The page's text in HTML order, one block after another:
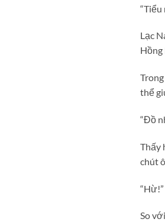
“Tiểu
Lạc
Hồng
thể
“Đồ
Thấy
chút
So